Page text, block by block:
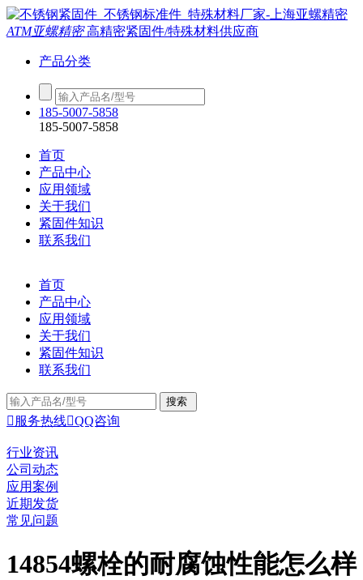
ATM亚螺精密高精密紧固件/特殊材料供应商
产品分类
185-5007-5858
185-5007-5858
首页
产品中心
应用领域
关于我们
紧固件知识
联系我们
首页
产品中心
应用领域
关于我们
紧固件知识
联系我们
 服务热线QQ咨询
行业资讯
公司动态
应用案例
近期发货
常见问题
14854螺栓的耐腐蚀性能怎么样